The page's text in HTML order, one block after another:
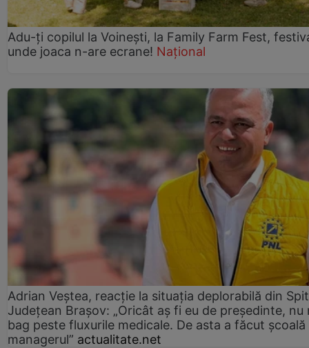
Adu-ți copilul la Voinești, la Family Farm Fest,
unde joaca n-are ecrane! Național
Adrian Veștea, reacție la situația deplorabilă din
Județean Brașov: „Oricât aș fi eu de președinte, nu
bag peste fluxurile medicale. De asta a făcut școală
managerul” actualitate.net